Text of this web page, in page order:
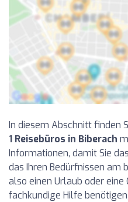
In diesem Abschnitt finden
1 Reisebüros in Biberach
Informationen, damit Sie
das Ihren Bedürfnissen am
also einen Urlaub oder
fachkundige Hilfe